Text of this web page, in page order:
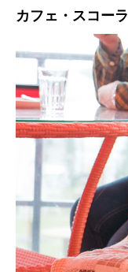
カフェ・スコーラ